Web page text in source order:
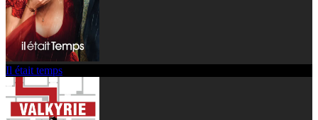
Il était temps